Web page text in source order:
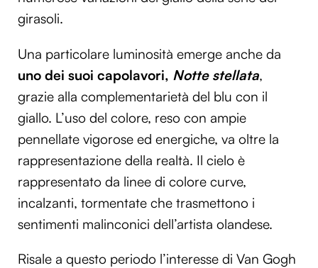
girasoli.
Una particolare luminosità emerge anche da
uno dei suoi capolavori, Notte stellata,
grazie alla complementarietà del blu con il
giallo. L’uso del colore, reso con ampie
pennellate vigorose ed energiche, va oltre la
rappresentazione della realtà. Il cielo è
rappresentato da linee di colore curve,
incalzanti, tormentate che trasmettono i
sentimenti malinconici dell’artista olandese.
Risale a questo periodo l’interesse di Van Gogh